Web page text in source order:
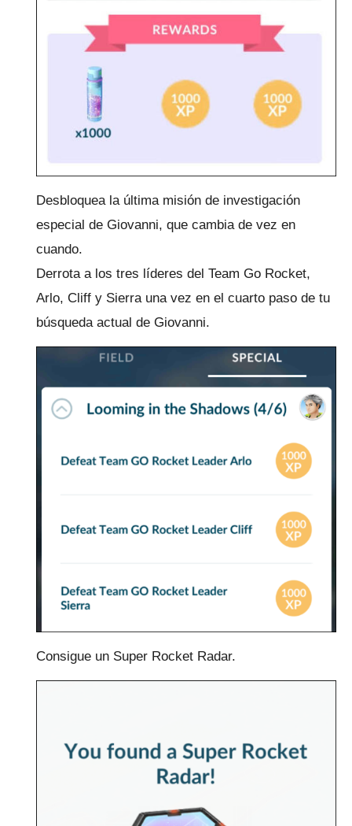
Desbloquea la última misión de investigación
especial de Giovanni, que cambia de vez en
cuando.
Derrota a los tres líderes del Team Go Rocket,
Arlo, Cliff y Sierra una vez en el cuarto paso de tu
búsqueda actual de Giovanni.
Consigue un Super Rocket Radar.